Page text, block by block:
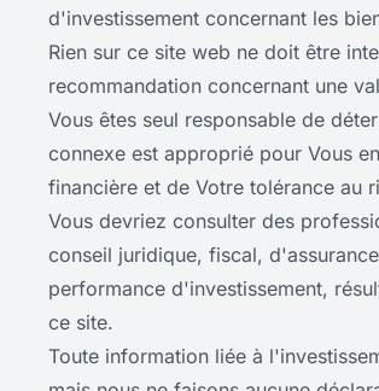
d'investissement concernant les
Rien sur ce site web ne doit être
recommandation concernant une
Vous êtes seul responsable de
connexe est approprié pour Vous
financière et de Votre tolérance au
Vous devriez consulter des
conseil juridique, fiscal,
performance d'investissement,
ce site.
Toute information liée à